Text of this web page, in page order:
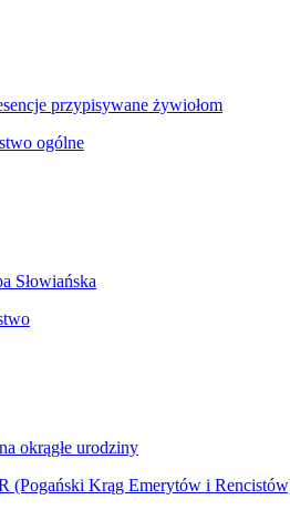
przypisywane żywiołom
ogólne
Słowiańska
okrągłe urodziny
(Pogański Krąg Emerytów i